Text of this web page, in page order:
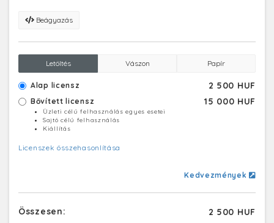
Beágyazás
Letöltés Vászon Papír
Alap licensz 2 500 HUF
Bővített licensz 15 000 HUF
Üzleti célú felhasználás egyes esetei
Sajtó célú felhasználás
Kiállítás
Licenszek összehasonlítása
Kedvezmények
Összesen: 2 500 HUF